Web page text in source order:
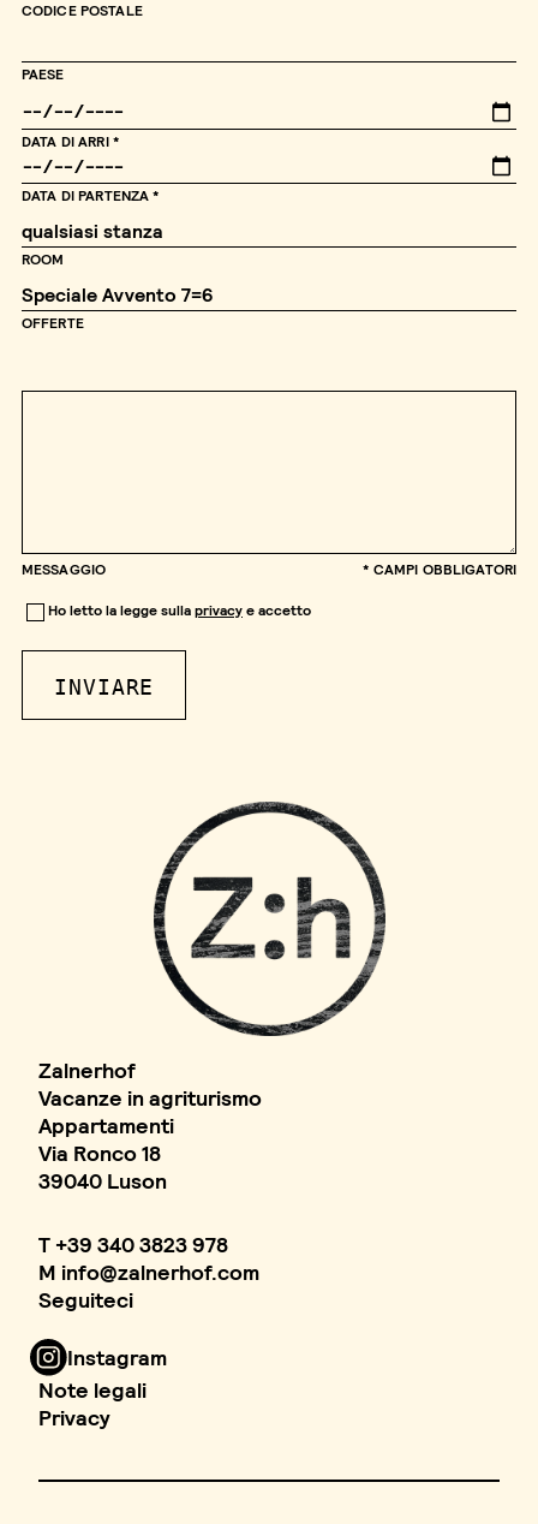
CODICE POSTALE
PAESE
DATA DI ARRI
DATA DI PARTENZA
ROOM
OFFERTE
MESSAGGIO * CAMPI OBBLIGATORI
Ho letto la legge sullaprivacye accetto
INVIARE
Zalnerhof
Vacanze in agriturismo
Appartamenti
Via Ronco 18
39040 Luson
T +39 340 3823 978
M info@zalnerhof.com
Seguiteci
Instagram
Note legali
Privacy